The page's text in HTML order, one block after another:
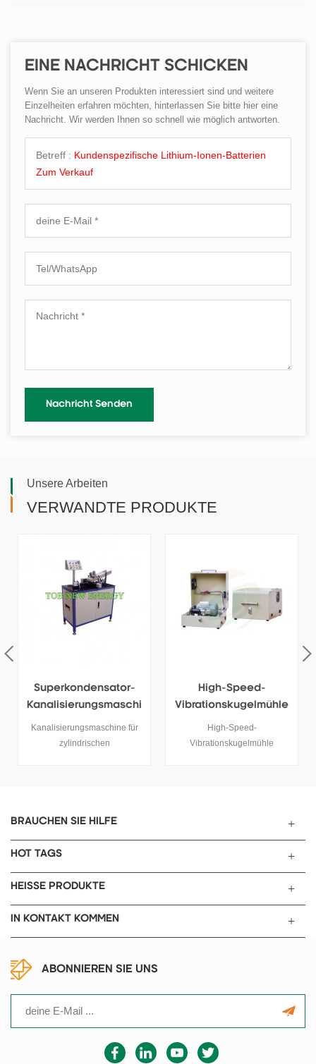
EINE NACHRICHT SCHICKEN
Wenn Sie an unseren Produkten interessiert sind und weitere
Einzelheiten erfahren möchten, hinterlassen Sie bitte hier eine
Nachricht. Wir werden Ihnen so schnell wie möglich antworten.
Betreff : Kundenspezifische Lithium-Ionen-Batterien
Zum Verkauf
Unsere Arbeiten
VERWANDTE PRODUKTE
High-Speed-
Vibrationskugelmühle
Maschine
High-Speed-
Vibrationskugelmühle
Laborstrahlmühle Für
Trockenes
Elektrodenpulver
Bei der Zerkleinerung mit
spiralförmigem Luftstrom treibt
BRAUCHEN SIE HILFE
HOT TAGS
HEISSE PRODUKTE
IN KONTAKT KOMMEN
ABONNIEREN SIE UNS